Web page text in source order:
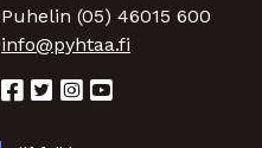
Puhelin (05) 46015 600
info@pyhtaa.fi